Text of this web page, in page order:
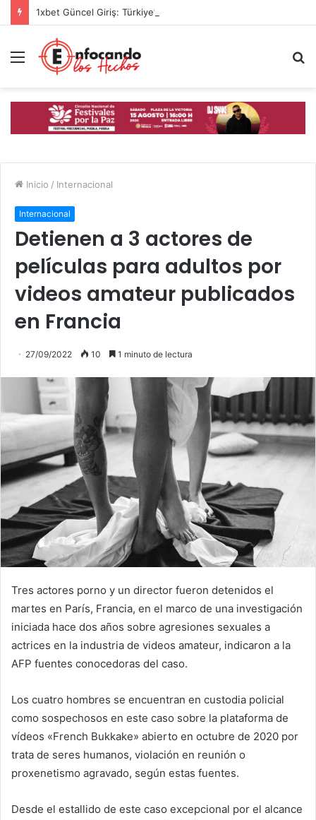
Menú
Inicio / Internacional
Internacional
Detienen a 3 actores de
películas para adultos por
videos amateur publicados
en Francia
27/09/2022 10 1 minuto de lectura
Tres actores porno y un director fueron detenidos el
martes en París, Francia, en el marco de una investigación
iniciada hace dos años sobre agresiones sexuales a
actrices en la industria de videos amateur, indicaron a la
AFP fuentes conocedoras del caso.
Los cuatro hombres se encuentran en custodia policial
como sospechosos en este caso sobre la plataforma de
vídeos «French Bukkake» abierto en octubre de 2020 por
trata de seres humanos, violación en reunión o
proxenetismo agravado, según estas fuentes.
Desde el estallido de este caso excepcional por el alcance